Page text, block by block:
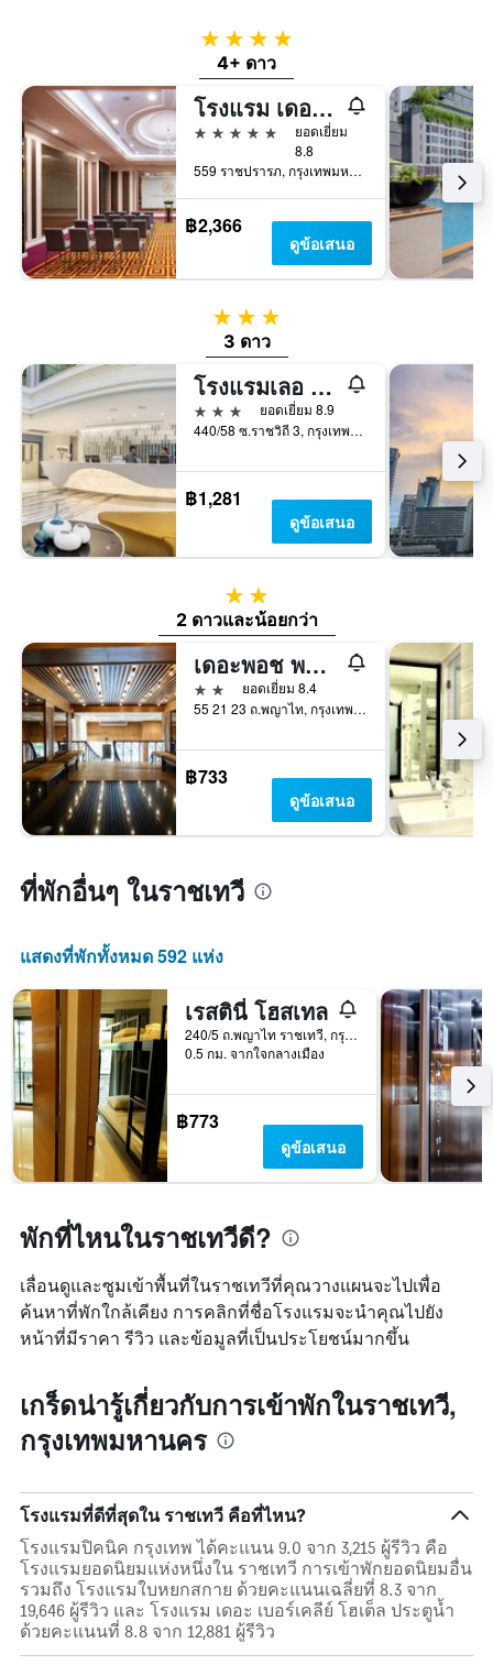
4 ดาว
4+ ดาว
โรงแรม เดอะ เบอร์เคลีย์ โฮเต็ล ประตูน้ำ
5 ดาว
ยอดเยี่ยม
8.8
559 ราชปรารภ, กรุงเทพมหานคร, ประเทศไทย
฿2,366
ดูข้อเสนอ
3 ดาว
3 ดาว
โรงแรมเลอ ธาดา พาร์ควิว
3 ดาว
ยอดเยี่ยม 8.9
440/58 ซ.ราชวิถี 3, กรุงเทพมหานคร, ประเทศไทย
฿1,281
ดูข้อเสนอ
2 ดาว
2 ดาวและน้อยกว่า
เดอะพอช พญาไท
2 ดาว
ยอดเยี่ยม 8.4
55 21 23 ถ.พญาไท, กรุงเทพมหานคร, ประเทศไทย
฿733
ดูข้อเสนอ
ที่พักอื่นๆ ในราชเทวี
แสดงที่พักทั้งหมด 592 แห่ง
เรสตินี่ โฮสเทล
240/5 ถ.พญาไท ราชเทวี, กรุงเทพมหานคร, ประเทศไทย
0.5 กม. จากใจกลางเมือง
฿773
ดูข้อเสนอ
พักที่ไหนในราชเทวีดี?
เลื่อนดูและซูมเข้าพื้นที่ในราชเทวีที่คุณวางแผนจะไปเพื่อ
ค้นหาที่พักใกล้เคียง การคลิกที่ชื่อโรงแรมจะนำคุณไปยัง
หน้าที่มีราคา รีวิว และข้อมูลที่เป็นประโยชน์มากขึ้น
เกร็ดน่ารู้เกี่ยวกับการเข้าพักในราชเทวี,
กรุงเทพมหานคร
โรงแรมที่ดีที่สุดใน ราชเทวี คือที่ไหน?
โรงแรมปิคนิค กรุงเทพ ได้คะแนน 9.0 จาก 3,215 ผู้รีวิว คือ
โรงแรมยอดนิยมแห่งหนึ่งใน ราชเทวี การเข้าพักยอดนิยมอื่น
รวมถึง โรงแรมใบหยกสกาย ด้วยคะแนนเฉลี่ยที่ 8.3 จาก
19,646 ผู้รีวิว และ โรงแรม เดอะ เบอร์เคลีย์ โฮเต็ล ประตูน้ำ
ด้วยคะแนนที่ 8.8 จาก 12,881 ผู้รีวิว